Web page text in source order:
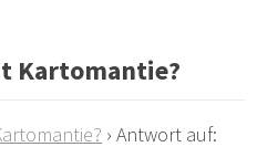
Kartomantie?
› Antwort auf: